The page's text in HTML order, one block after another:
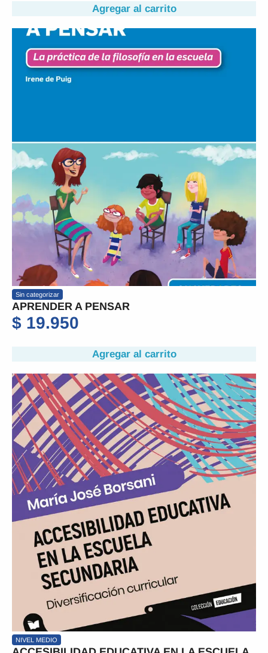
Agregar al carrito
Sin categorizar
APRENDER A PENSAR
$ 19.950
Agregar al carrito
NIVEL MEDIO